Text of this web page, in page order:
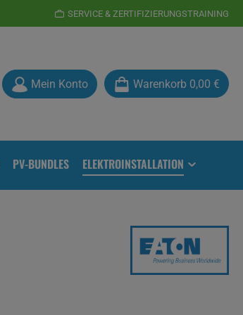
SERVICE & ZERTIFIZIERUNGSTRAINING
hast 0 Produkte auf dem Merkzettel
Mein Konto Warenkorb 0,00 €
PV-BUNDLES ELEKTROINSTALLATION